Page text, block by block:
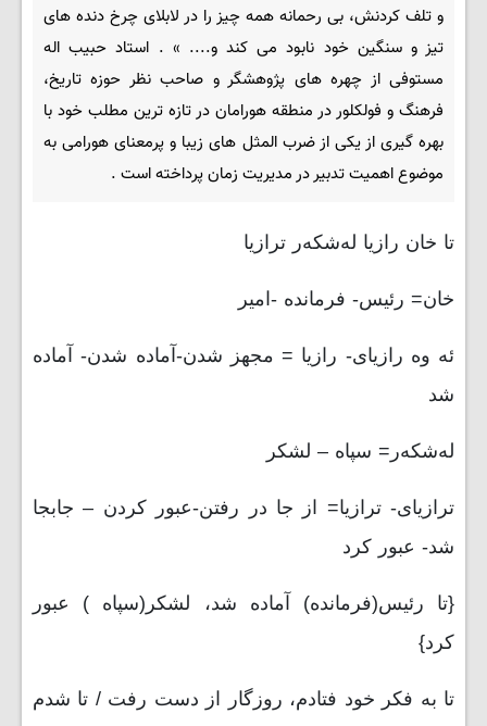
و تلف کردنش، بی رحمانه همه چیز را در لابلای چرخ دنده های
تیز و سنگین خود نابود می کند و.... » . استاد حبیب اله
مستوفی از چهره های پژوهشگر و صاحب نظر حوزه تاریخ،
فرهنگ و فولکلور در منطقه هورامان در تازه ترین مطلب خود با
بهره گیری از یکی از ضرب المثل های زیبا و پرمعنای هورامی به
موضوع اهمیت تدبیر در مدیریت زمان پرداخته است .
تا خان رازیا له‌شکه‌ر ترازیا
خان= رئیس- فرمانده -امیر
ئه وه رازیای- رازیا = مجهز شدن-آماده شدن- آماده
شد
له‌شکه‌ر= سپاه – لشکر
ترازیای- ترازیا= از جا در رفتن-عبور کردن – جابجا
شد- عبور کرد
{تا رئیس(فرمانده) آماده شد، لشکر(سپاه ) عبور
کرد}
تا به فکر خود فتادم، روزگار از دست رفت / تا شدم